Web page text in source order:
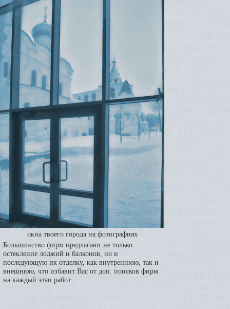
окна твоего города на фотографиях
Большинство фирм предлагают не только
остекление лоджий и балконов, но и
последующую их отделку, как внутреннюю, так и
внешнюю, что избавит Вас от доп. поисков фирм
на каждый этап работ.